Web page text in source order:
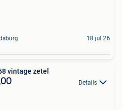
18 jul 26
vintage zetel
Details